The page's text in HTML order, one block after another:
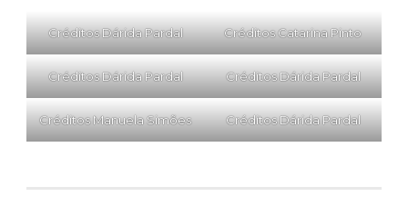
Créditos Dárida Pardal Créditos Catarina Pinto
Créditos Dárida Pardal Créditos Dárida Pardal
Créditos Manuela Simões Créditos Dárida Pardal